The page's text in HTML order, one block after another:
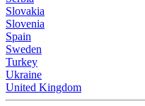
Slovakia
Slovenia
Spain
Sweden
Turkey
Ukraine
United Kingdom